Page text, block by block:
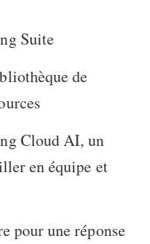
Suite
de
Cloud AI, un
en équipe et
pour une réponse